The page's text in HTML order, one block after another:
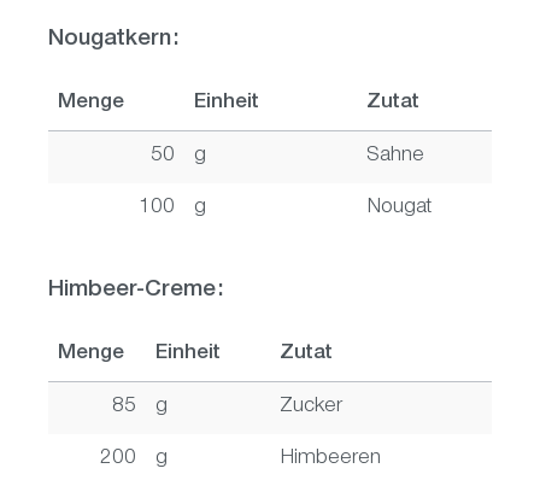
Nougatkern:
Menge Einheit Zutat
50 g Sahne
100 g Nougat
Himbeer-Creme:
Menge Einheit Zutat
85 g Zucker
200 g Himbeeren